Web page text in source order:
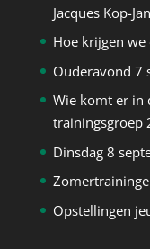
Jacques Kop-
Hoe krijgen
Ouderavond 7
Wie komt er in
trainingsgroep
Dinsdag 8
Opstellingen